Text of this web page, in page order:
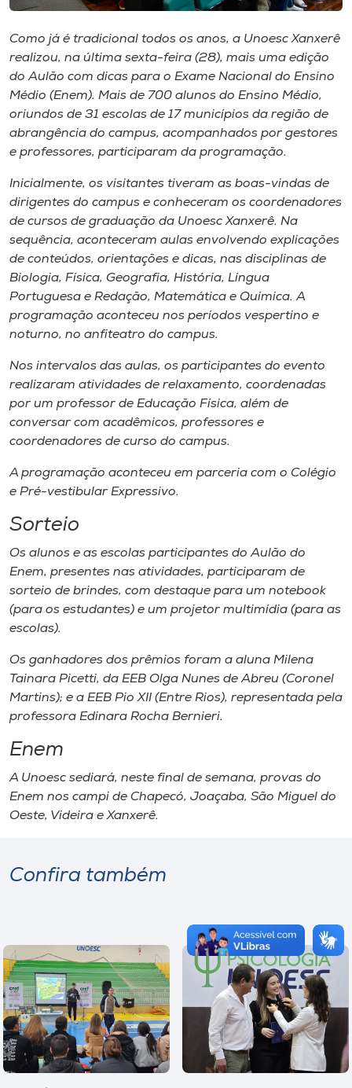
Museu
Unoesc
Store
Selecione
A+
A-
Como já é tradicional todos os anos, a Unoesc Xanxerê
realizou, na última sexta-feira (28), mais uma edição
do Aulão com dicas para o Exame Nacional do Ensino
Médio (Enem). Mais de 700 alunos do Ensino Médio,
oriundos de 31 escolas de 17 municípios da região de
abrangência do campus, acompanhados por gestores
e professores, participaram da programação.
Inicialmente, os visitantes tiveram as boas-vindas de
dirigentes do campus e conheceram os coordenadores
de cursos de graduação da Unoesc Xanxerê. Na
sequência, aconteceram aulas envolvendo explicações
de conteúdos, orientações e dicas, nas disciplinas de
Biologia, Física, Geografia, História, Língua
Portuguesa e Redação, Matemática e Química. A
programação aconteceu nos períodos vespertino e
noturno, no anfiteatro do campus.
Nos intervalos das aulas, os participantes do evento
realizaram atividades de relaxamento, coordenadas
por um professor de Educação Física, além de
conversar com acadêmicos, professores e
coordenadores de curso do campus.
A programação aconteceu em parceria com o Colégio
e Pré-vestibular Expressivo.
Sorteio
Os alunos e as escolas participantes do Aulão do
Enem, presentes nas atividades, participaram de
sorteio de brindes, com destaque para um notebook
(para os estudantes) e um projetor multimídia (para as
escolas).
Os ganhadores dos prêmios foram a aluna Milena
Tainara Picetti, da EEB Olga Nunes de Abreu (Coronel
Martins); e a EEB Pio XII (Entre Rios), representada pela
professora Edinara Rocha Bernieri.
Enem
A Unoesc sediará, neste final de semana, provas do
Enem nos campi de Chapecó, Joaçaba, São Miguel do
Oeste, Videira e Xanxerê.
Confira também